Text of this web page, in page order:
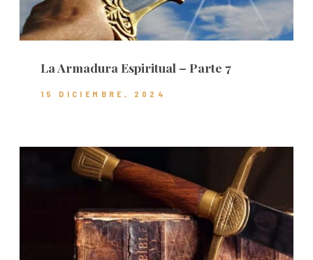
La Armadura Espiritual – Parte 7
15 DICIEMBRE, 2024